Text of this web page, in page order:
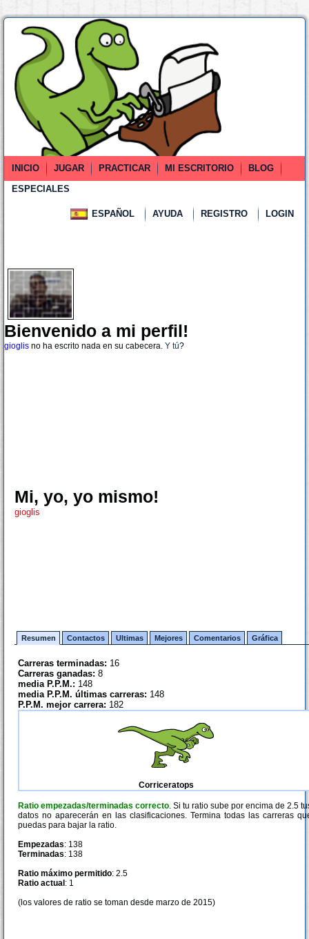
INICIO JUGAR PRACTICAR MI ESCRITORIO
BLOG
ESPECIALES
ESPAÑOL AYUDA REGISTRO LOGIN
Bienvenido a mi perfil!
gioglis no ha escrito nada en su cabecera. Y tú?
Mi, yo, yo mismo!
gioglis
Resumen Contactos Ultimas Mejores Comentarios Gráfica
Carreras terminadas: 16
Carreras ganadas: 8
media P.P.M.: 148
media P.P.M. últimas carreras: 148
P.P.M. mejor carrera: 182
Corriceratops
Ratio empezadas/terminadas correcto. Si tu ratio sube por encima de 2.5
datos no aparecerán en las clasificaciones. Termina todas las carreras
puedas para bajar la ratio.
Empezadas: 138
Terminadas: 138
Ratio máximo permitido: 2.5
Ratio actual : 1
(los valores de ratio se toman desde marzo de 2015)